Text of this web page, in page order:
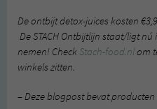
De ontbijt detox-juices kosten
De STACH Ontbijtlijn staat/ligt
nemen! Check Stach-food.nlom
winkels zitten.
– Deze blogpost bevat